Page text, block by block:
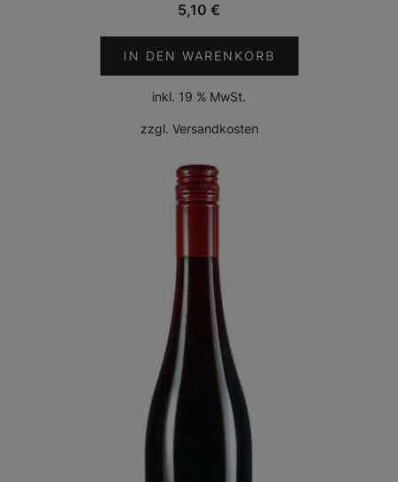
5,10 €
IN DEN WARENKORB
inkl. 19 % MwSt.
zzgl. Versandkosten